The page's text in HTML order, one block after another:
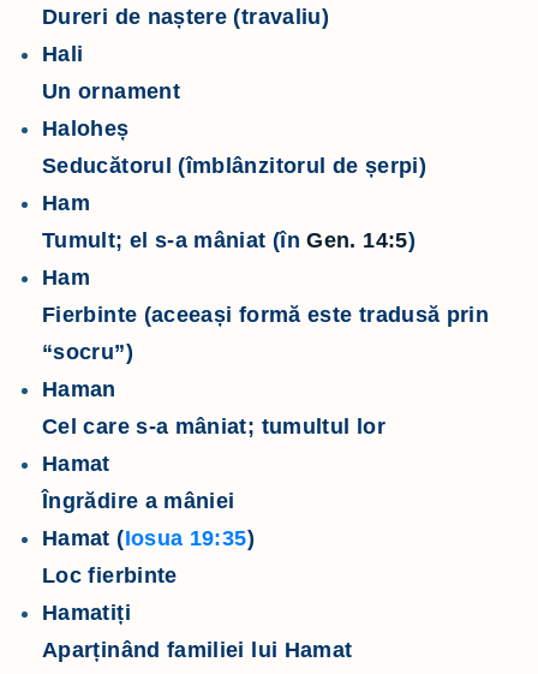
Dureri de naștere (travaliu)
Hali
Un ornament
Haloheș
Seducătorul (îmblânzitorul de șerpi)
Ham
Tumult; el s-a mâniat (înGen. 14:5)
Ham
Fierbinte (aceeași formă este tradusă prin
“socru”)
Haman
Cel care s-a mâniat; tumultul lor
Hamat
Îngrădire a mâniei
Hamat (Iosua 19:35)
Loc fierbinte
Hamatiți
Aparținând familiei lui Hamat